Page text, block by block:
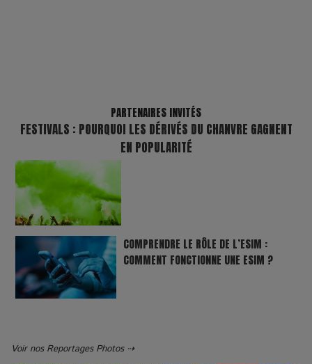
PARTENAIRES INVITÉS
FESTIVALS : POURQUOI LES DÉRIVÉS DU CHANVRE GAGNENT
EN POPULARITÉ
COMPRENDRE LE RÔLE DE L’ESIM :
COMMENT FONCTIONNE UNE ESIM ?
Voir nos Reportages Photos ⇢